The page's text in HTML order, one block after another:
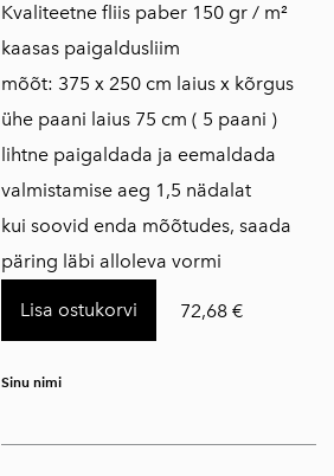
Kvaliteetne fliis paber 150 gr / m²
kaasas paigaldusliim
mõõt: 375 x 250 cm laius x kõrgus
ühe paani laius 75 cm ( 5 paani )
lihtne paigaldada ja eemaldada
valmistamise aeg 1,5 nädalat
kui soovid enda mõõtudes, saada
päring läbi alloleva vormi
Lisa ostukorvi 72,68 €
Sinu nimi